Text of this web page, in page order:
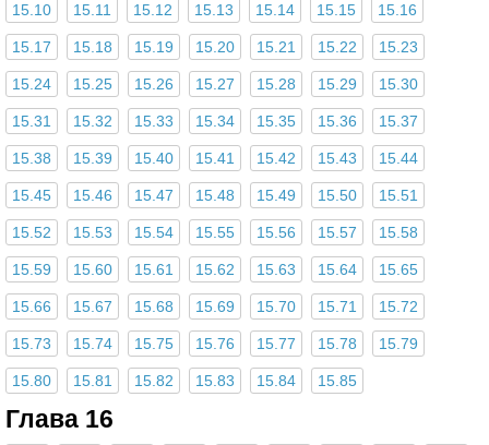
15.10 15.11 15.12 15.13 15.14 15.15 15.16
15.17 15.18 15.19 15.20 15.21 15.22 15.23
15.24 15.25 15.26 15.27 15.28 15.29 15.30
15.31 15.32 15.33 15.34 15.35 15.36 15.37
15.38 15.39 15.40 15.41 15.42 15.43 15.44
15.45 15.46 15.47 15.48 15.49 15.50 15.51
15.52 15.53 15.54 15.55 15.56 15.57 15.58
15.59 15.60 15.61 15.62 15.63 15.64 15.65
15.66 15.67 15.68 15.69 15.70 15.71 15.72
15.73 15.74 15.75 15.76 15.77 15.78 15.79
15.80 15.81 15.82 15.83 15.84 15.85
Глава 16